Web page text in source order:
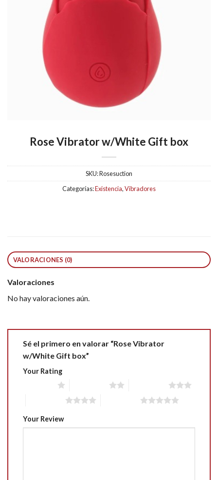
Rose Vibrator w/White Gift box
SKU:Rosesuction
Categorías:Existencia,Vibradores
VALORACIONES (0)
Valoraciones
No hay valoraciones aún.
Sé el primero en valorar “Rose Vibrator
w/White Gift box”
Your Rating
Your Review